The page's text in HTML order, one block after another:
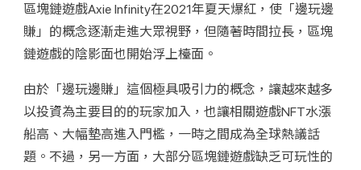
區塊鏈遊戲Axie Infinity在2021年夏天爆紅，使「邊玩邊
賺」的概念逐漸走進大眾視野，但隨著時間拉長，區塊
鏈遊戲的陰影面也開始浮上檯面。
由於「邊玩邊賺」這個極具吸引力的概念，讓越來越多
以投資為主要目的的玩家加入，也讓相關遊戲NFT水漲
船高、大幅墊高進入門檻，一時之間成為全球熱議話
題。不過，另一方面，大部分區塊鏈遊戲缺乏可玩性的